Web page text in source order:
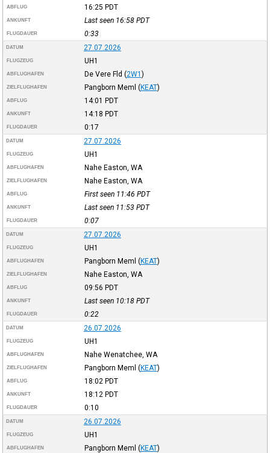
ABFLUG 16:25 PDT
ANKUNFT Last seen 16:58 PDT
FLUGDAUER 0:33
DATUM 27.07.2026
FLUGZEUG UH1
ABFLUGHAFEN De Vere Fld (2W1 )
ZIELFLUGHAFEN Pangborn Meml (KEAT)
ABFLUG 14:01 PDT
ANKUNFT 14:18 PDT
FLUGDAUER 0:17
DATUM 27.07.2026
FLUGZEUG UH1
ABFLUGHAFEN Nahe Easton, WA
ZIELFLUGHAFEN Nahe Easton, WA
ABFLUG First seen 11:46 PDT
ANKUNFT Last seen 11:53 PDT
FLUGDAUER 0:07
DATUM 27.07.2026
FLUGZEUG UH1
ABFLUGHAFEN Pangborn Meml (KEAT)
ZIELFLUGHAFEN Nahe Easton, WA
ABFLUG 09:56 PDT
ANKUNFT Last seen 10:18 PDT
FLUGDAUER 0:22
DATUM 26.07.2026
FLUGZEUG UH1
ABFLUGHAFEN Nahe Wenatchee, WA
ZIELFLUGHAFEN Pangborn Meml (KEAT)
ABFLUG 18:02 PDT
ANKUNFT 18:12 PDT
FLUGDAUER 0:10
DATUM 26.07.2026
FLUGZEUG UH1
ABFLUGHAFEN Pangborn Meml (KEAT)